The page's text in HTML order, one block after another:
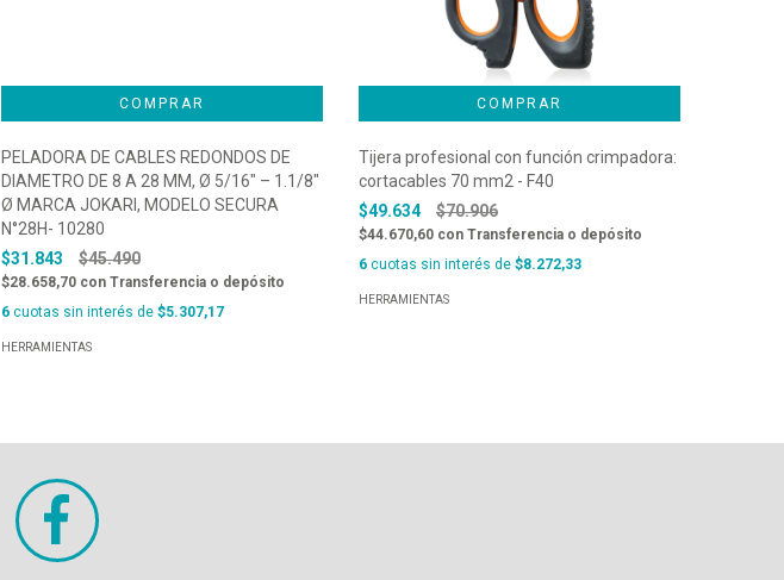
PELADORA DE CABLES REDONDOS DE
DIAMETRO DE 8 A 28 MM, Ø 5/16″ – 1.1/8″
Ø MARCA JOKARI, MODELO SECURA
N°28H- 10280
$31.843
$45.490
$28.658,70 con Transferencia o depósito
6 cuotas sin interés de $5.307,17
HERRAMIENTAS
Tijera profesional con función crimpadora:
cortacables 70 mm2 - F40
$49.634
$70.906
$44.670,60 con Transferencia o depósito
6 cuotas sin interés de $8.272,33
HERRAMIENTAS